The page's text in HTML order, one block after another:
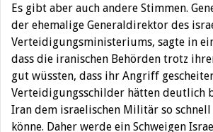
Es gibt aber auch andere Stimmen.
der ehemalige Generaldirektor des
Verteidigungsministeriums, sagte in
dass die iranischen Behörden trotz
gut wüssten, dass ihr Angriff
Verteidigungsschilder hätten deutlich
Iran dem israelischen Militär so schnell
könne. Daher werde ein Schweigen